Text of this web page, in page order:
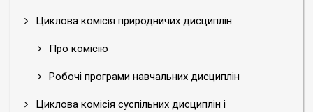
Циклова комісія природничих дисциплін
Про комісію
Робочі програми навчальних дисциплін
Циклова комісія суспільних дисциплін і